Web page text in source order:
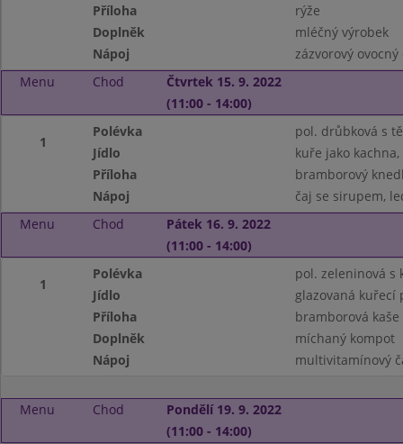
Příloha
rýže
Doplněk
mléčný výrobek
Nápoj
zázvorový
Menu
Chod
Čtvrtek 15. 9. 2022
(11:00 - 14:00)
1
Polévka
pol. drůbková s
Jídlo
kuře jako
Příloha
bramborový
Nápoj
čaj se sirupem,
Menu
Chod
Pátek 16. 9. 2022
(11:00 - 14:00)
1
Polévka
pol. zeleninová s
Jídlo
glazovaná kuřecí
Příloha
bramborová kaše
Doplněk
míchaný kompot
Nápoj
multivitamínový
Menu Chod
Pondělí 19. 9. 2022
(11:00 - 14:00)